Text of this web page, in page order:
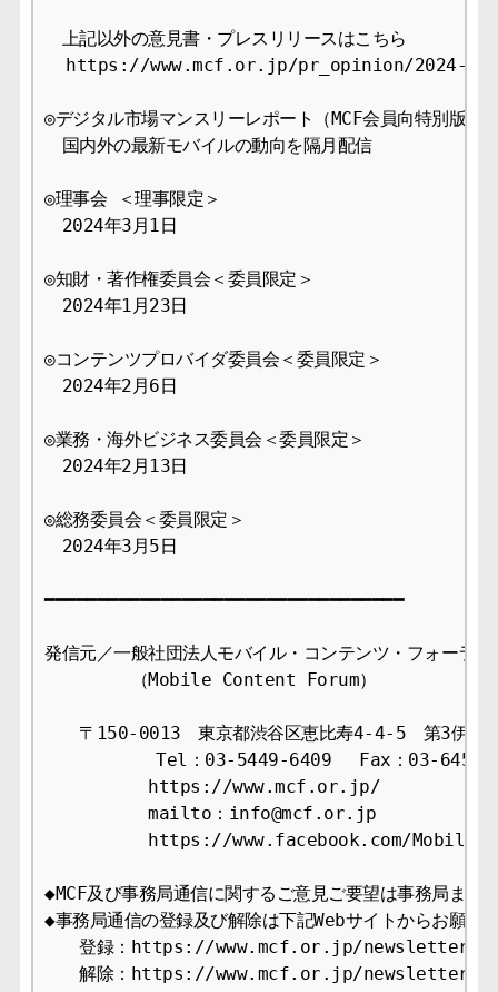
上記以外の意見書・プレスリリースはこちら
  https://www.mcf.or.jp/pr_opinion/2024-09
◎デジタル市場マンスリーレポート（MCF会員向特別版）
国内外の最新モバイルの動向を隔月配信
◎理事会 ＜理事限定＞
2024年3月1日
◎知財・著作権委員会＜委員限定＞
2024年1月23日
◎コンテンツプロバイダ委員会＜委員限定＞
2024年2月6日
◎業務・海外ビジネス委員会＜委員限定＞
2024年2月13日
◎総務委員会＜委員限定＞
2024年3月5日
━━━━━━━━━━━━━━━━━━━━━━━━━━━━━━━━━━
発信元／一般社団法人モバイル・コンテンツ・フォーラム
（Mobile Content Forum）
〒150-0013　東京都渋谷区恵比寿4-4-5　第3伊藤
Tel：03-5449-6409　 Fax：03-6456-
https://www.mcf.or.jp/
mailto：info@mcf.or.jp
https://www.facebook.com/
◆MCF及び事務局通信に関するご意見ご要望は事務局まで
◆事務局通信の登録及び解除は下記Webサイトからお願い
登録：https://www.mcf.or.jp/newsletter/
解除：https://www.mcf.or.jp/newsletter/